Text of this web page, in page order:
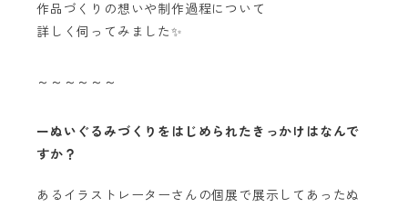
作品づくりの想いや制作過程について
詳しく伺ってみました✨
～～～～～～
ーぬいぐるみづくりをはじめられたきっかけはなんで
すか？
あるイラストレーターさんの個展で展示してあったぬ